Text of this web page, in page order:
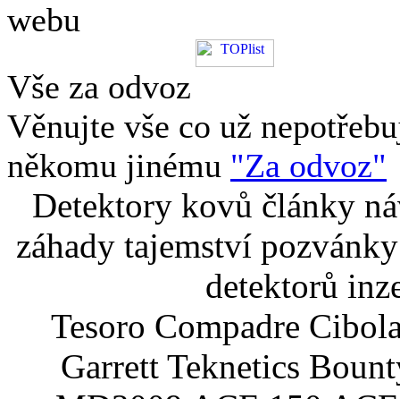
webu
Vše za odvoz
Věnujte vše co už
někomu jinému "Za odvoz"
Detektory kovů články
záhady tajemství
detektorů
Tesoro Compadre
Garrett Teknetics